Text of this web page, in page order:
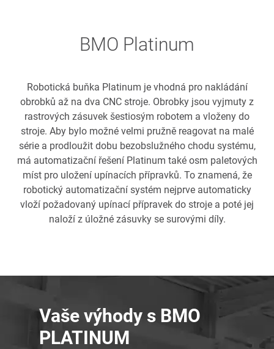
BMO Platinum
Robotická buňka Platinum je vhodná pro nakládání
obrobků až na dva CNC stroje. Obrobky jsou vyjmuty z
rastrových zásuvek šestiosým robotem a vloženy do
stroje. Aby bylo možné velmi pružně reagovat na malé
série a prodloužit dobu bezobslužného chodu systému,
má automatizační řešení Platinum také osm paletových
míst pro uložení upínacích přípravků. To znamená, že
robotický automatizační systém nejprve automaticky
vloží požadovaný upínací přípravek do stroje a poté jej
naloží z úložné zásuvky se surovými díly.
Vaše výhody s BMO
PLATINUM